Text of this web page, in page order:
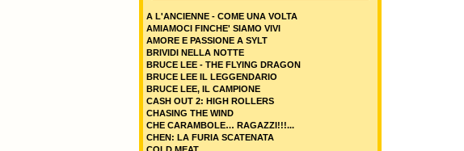
A L'ANCIENNE - COME UNA VOLTA
AMIAMOCI FINCHE' SIAMO VIVI
AMORE E PASSIONE A SYLT
BRIVIDI NELLA NOTTE
BRUCE LEE - THE FLYING DRAGON
BRUCE LEE IL LEGGENDARIO
BRUCE LEE, IL CAMPIONE
CASH OUT 2: HIGH ROLLERS
CHASING THE WIND
CHE CARAMBOLE… RAGAZZI!!!...
CHEN: LA FURIA SCATENATA